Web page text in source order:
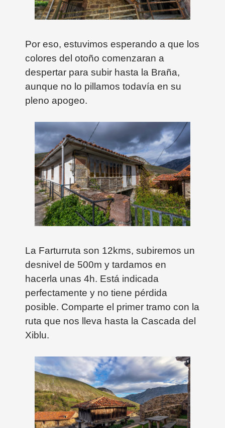
Por eso, estuvimos esperando a que los
colores del otoño comenzaran a
despertar para subir hasta la Braña,
aunque no lo pillamos todavía en su
pleno apogeo.
La Farturruta son 12kms, subiremos un
desnivel de 500m y tardamos en
hacerla unas 4h. Está indicada
perfectamente y no tiene pérdida
posible. Comparte el primer tramo con la
ruta que nos lleva hasta la Cascada del
Xiblu.